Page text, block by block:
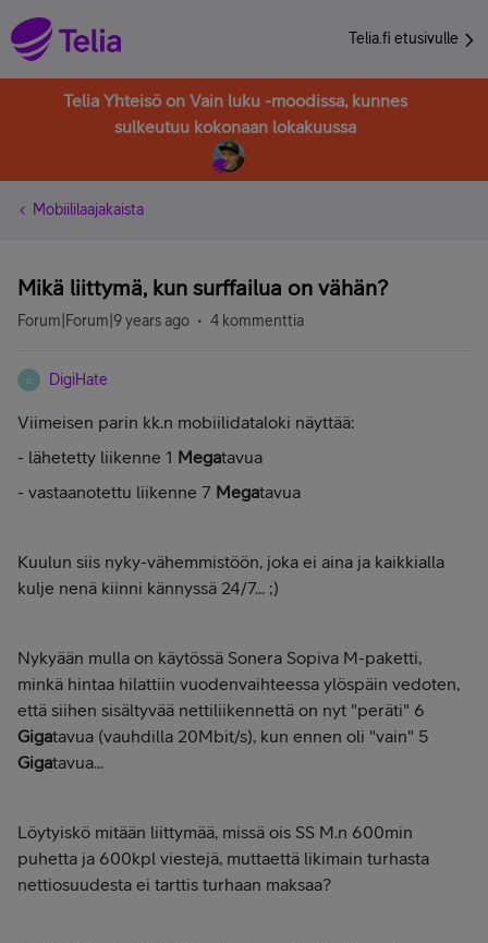
Telia.fi etusivulle
Telia Yhteisö on Vain luku -moodissa, kunnes
sulkeutuu kokonaan lokakuussa
Mobiililaajakaista
Mikä liittymä, kun surffailua on vähän?
Forum|Forum|9 years ago 4 kommenttia
D DigiHate
Viimeisen parin kk.n mobiilidataloki näyttää:
- lähetetty liikenne 1 Megatavua
- vastaanotettu liikenne 7 Megatavua
Kuulun siis nyky-vähemmistöön, joka ei aina ja kaikkialla
kulje nenä kiinni kännyssä 24/7... ;)
Nykyään mulla on käytössä Sonera Sopiva M-paketti,
minkä hintaa hilattiin vuodenvaihteessa ylöspäin vedoten,
että siihen sisältyvää nettiliikennettä on nyt "peräti" 6
Gigatavua (vauhdilla 20Mbit/s), kun ennen oli "vain" 5
Gigatavua...
Löytyiskö mitään liittymää, missä ois SS M.n 600min
puhetta ja 600kpl viestejä, muttaettä likimain turhasta
nettiosuudesta ei tarttis turhaan maksaa?